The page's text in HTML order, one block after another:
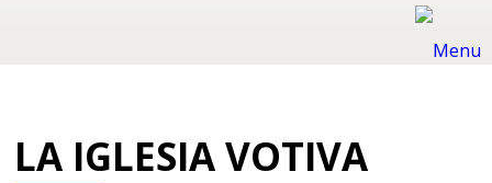
LA IGLESIA VOTIVA